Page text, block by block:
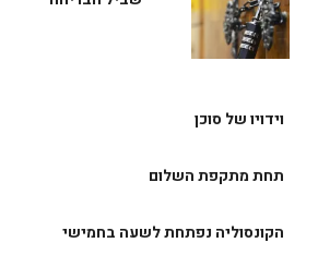
וידויו של סוכן
תחת מתקפת השלום
הקונסוליה נפתחת לשעה בחמישי